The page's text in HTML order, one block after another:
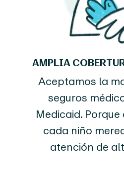
AMPLIA
Aceptamos la
seguros
Medicaid.
cada niño
atención de